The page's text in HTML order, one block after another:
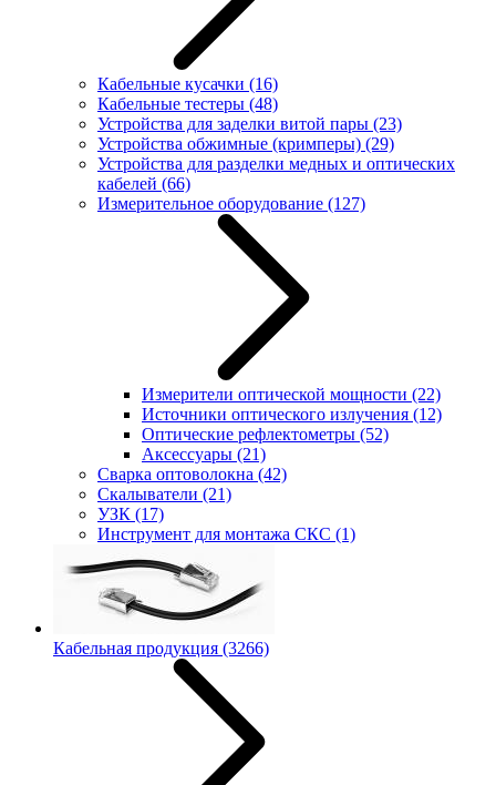
Кабельные кусачки (16)
Кабельные тестеры (48)
Устройства для заделки витой пары (23)
Устройства обжимные (кримперы) (29)
Устройства для разделки медных и оптических
кабелей (66)
Измерительное оборудование (127)
Измерители оптической мощности (22)
Источники оптического излучения (12)
Оптические рефлектометры (52)
Аксессуары (21)
Сварка оптоволокна (42)
Скалыватели (21)
УЗК (17)
Инструмент для монтажа СКС (1)
Кабельная продукция (3266)